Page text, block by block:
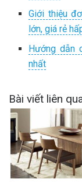
Giới thiệu
lớn, giá rẻ
Hướng dẫn
nhất
Bài viết liên